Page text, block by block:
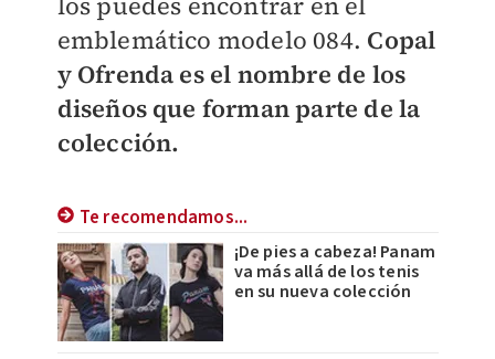
emblemático modelo 084. Copal
y Ofrenda es el nombre de los
diseños que forman parte de la
colección.
Te recomendamos...
¡De pies a cabeza! Panam
va más allá de los tenis
en su nueva colección